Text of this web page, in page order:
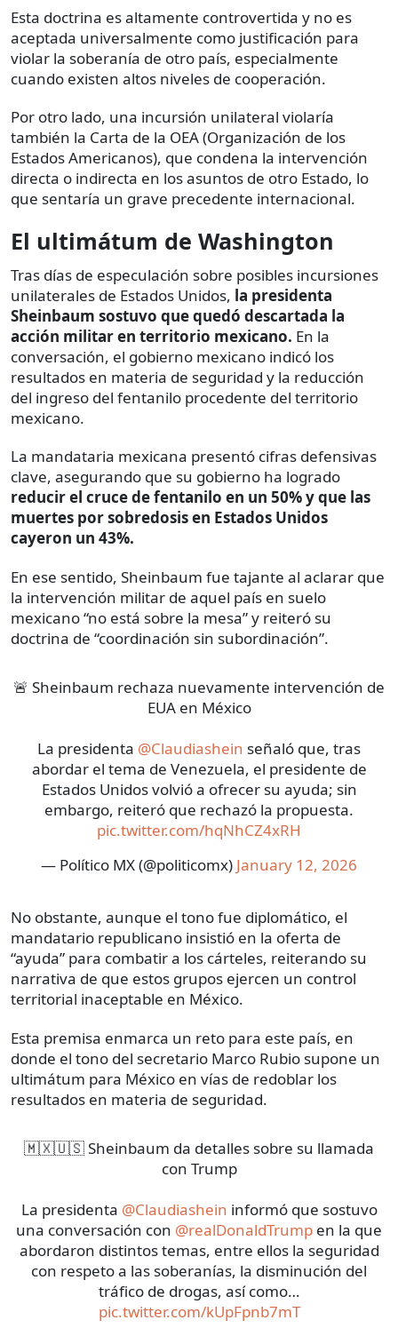
Esta doctrina es altamente controvertida y no es
aceptada universalmente como justificación para
violar la soberanía de otro país, especialmente
cuando existen altos niveles de cooperación.
Por otro lado, una incursión unilateral violaría
también la Carta de la OEA (Organización de los
Estados Americanos), que condena la intervención
directa o indirecta en los asuntos de otro Estado, lo
que sentaría un grave precedente internacional.
El ultimátum de Washington
Tras días de especulación sobre posibles incursiones
unilaterales de Estados Unidos, la presidenta
Sheinbaum sostuvo que quedó descartada la
acción militar en territorio mexicano. En la
conversación, el gobierno mexicano indicó los
resultados en materia de seguridad y la reducción
del ingreso del fentanilo procedente del territorio
mexicano.
La mandataria mexicana presentó cifras defensivas
clave, asegurando que su gobierno ha logrado
reducir el cruce de fentanilo en un 50% y que las
muertes por sobredosis en Estados Unidos
cayeron un 43%.
En ese sentido, Sheinbaum fue tajante al aclarar que
la intervención militar de aquel país en suelo
mexicano “no está sobre la mesa” y reiteró su
doctrina de “coordinación sin subordinación”.
🚨 Sheinbaum rechaza nuevamente intervención de
EUA en México
La presidenta @Claudiashein señaló que, tras
abordar el tema de Venezuela, el presidente de
Estados Unidos volvió a ofrecer su ayuda; sin
embargo, reiteró que rechazó la propuesta.
pic.twitter.com/hqNhCZ4xRH
— Político MX (@politicomx) January 12, 2026
No obstante, aunque el tono fue diplomático, el
mandatario republicano insistió en la oferta de
“ayuda” para combatir a los cárteles, reiterando su
narrativa de que estos grupos ejercen un control
territorial inaceptable en México.
Esta premisa enmarca un reto para este país, en
donde el tono del secretario Marco Rubio supone un
ultimátum para México en vías de redoblar los
resultados en materia de seguridad.
🇲🇽🇺🇸 Sheinbaum da detalles sobre su llamada
con Trump
La presidenta @Claudiashein informó que sostuvo
una conversación con @realDonaldTrump en la que
abordaron distintos temas, entre ellos la seguridad
con respeto a las soberanías, la disminución del
tráfico de drogas, así como…
pic.twitter.com/kUpFpnb7mT